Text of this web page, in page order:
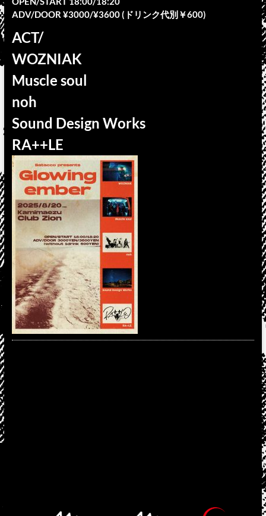
ADV/DOOR ¥3000/¥3600 (ドリンク代別￥600)
ACT/
WOZNIAK
Muscle soul
noh
Sound Design Works
RA++LE